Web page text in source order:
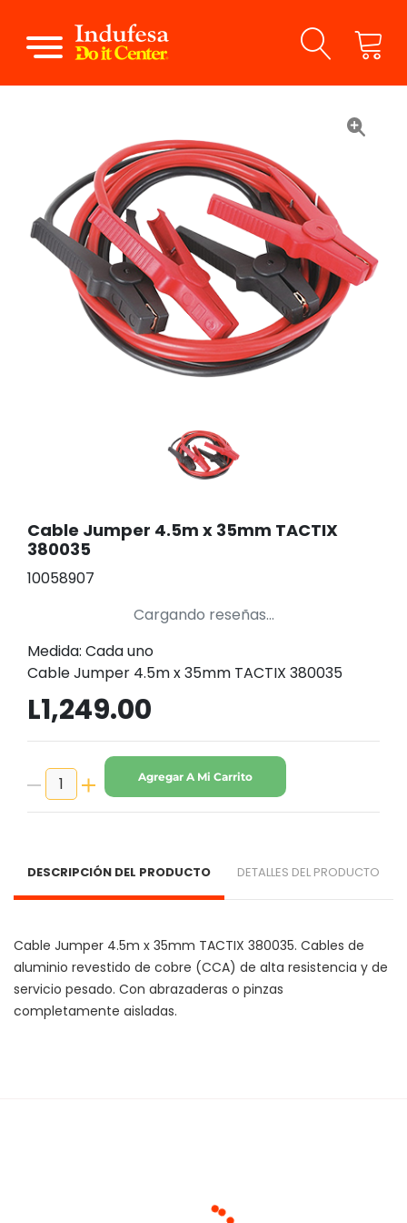
Cable Jumper 4.5m x 35mm TACTIX
380035
10058907
Cargando reseñas...
Medida: Cada uno
Cable Jumper 4.5m x 35mm TACTIX 380035
L1,249.00
Agregar A Mi Carrito
DESCRIPCIÓN DEL PRODUCTO DETALLES DEL PRODUCTO
Cable Jumper 4.5m x 35mm TACTIX 380035. Cables de
aluminio revestido de cobre (CCA) de alta resistencia y de
servicio pesado. Con abrazaderas o pinzas
completamente aisladas.